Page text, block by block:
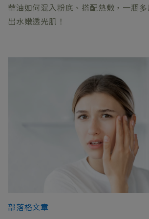
華油如何混入粉底、搭配熱敷，一瓶
出水嫩透光肌！
部落格文章